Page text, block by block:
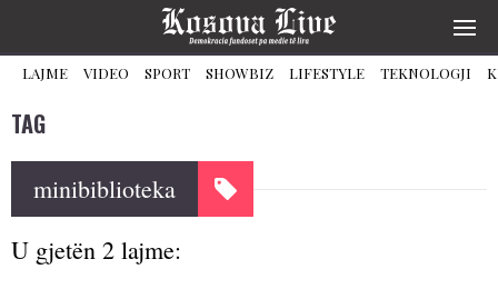
LAJME VIDEO SPORT SHOWBIZ LIFESTYLE TEKNOLOGJI
TAG
minibiblioteka
U gjetën 2 lajme: